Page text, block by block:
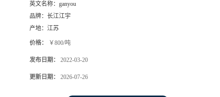
英文名称： ganyou
品牌： 长江江宇
产地： 江苏
价格： ￥800/吨
发布日期： 2022-03-20
更新日期： 2026-07-26